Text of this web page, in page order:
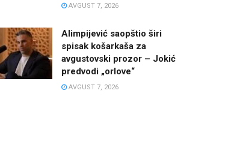
AVGUST 7, 2026
Alimpijević saopštio širi
spisak košarkaša za
avgustovski prozor – Jokić
predvodi „orlove“
AVGUST 7, 2026